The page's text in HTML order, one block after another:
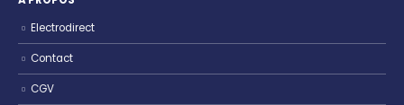
Electrodirect
Contact
CGV